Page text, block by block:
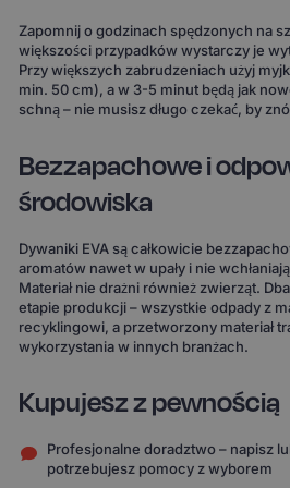
Zapomnij o godzinach spędzonych na
większości przypadków wystarczy je
Przy większych zabrudzeniach użyj
min. 50 cm), a w 3-5 minut będą jak
schną – nie musisz długo czekać, by
Bezzapachowe i
środowiska
Dywaniki EVA są całkowicie
aromatów nawet w upały i nie
Materiał nie drażni również zwierząt.
etapie produkcji – wszystkie odpady z
recyklingowi, a przetworzony materiał
wykorzystania w innych branżach.
Kupujesz z pewnością
Profesjonalne doradztwo – napisz
potrzebujesz pomocy z wyborem